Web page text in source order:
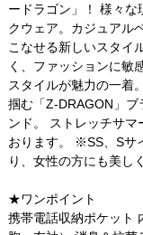
ードラゴン」！ 様々
クウェア。カジュアル
こなせる新しいスタイ
く、ファッションに敏
スタイルが魅力の一着
掴む「Z-DRAGON」ブ
ンド。 ストレッチサ
おります。 ※SS、Sサ
り、女性の方にも美し
★ワンポイント
携帯電話収納ポケット